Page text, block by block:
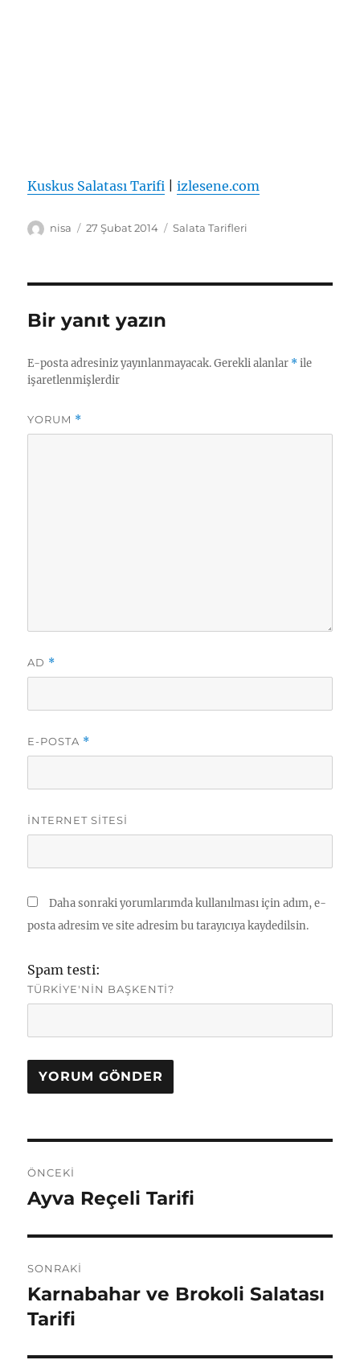
Kuskus Salatası Tarifi |izlesene.com
Yazar
nisa
Yayın
27 Şubat 2014 Kategoriler
Salata Tarifleri
Bir yanıt yazın
E-posta adresiniz yayınlanmayacak. Gerekli alanlar *ile
işaretlenmişlerdir
YORUM *
AD *
E-POSTA *
İNTERNET SITESI
Daha sonraki yorumlarımda kullanılması için adım, e-
posta adresim ve site adresim bu tarayıcıya kaydedilsin.
Spam testi:
TÜRKIYE'NIN BAŞKENTI?
gezinmesi
ÖNCEKI
Önceki
Ayva Reçeli Tarifi
SONRAKI
Sonraki
yazı:
Karnabahar ve Brokoli Salatası
Tarifi